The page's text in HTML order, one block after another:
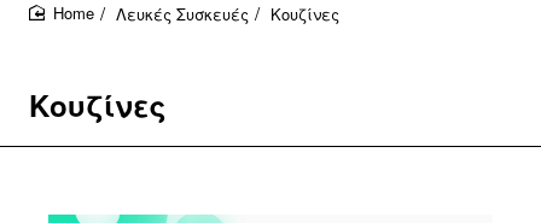
Κουζίνες
Λευκές Συσκευές Κουζίνες